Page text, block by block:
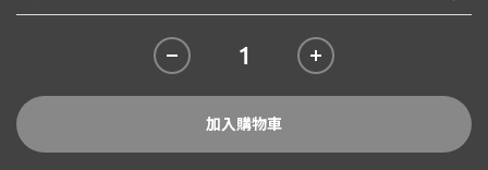
加入購物車